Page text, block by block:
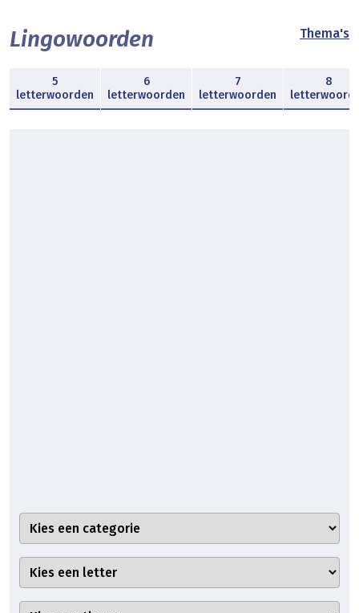
Lingowoorden Thema's
5
letterwoorden
6
letterwoorden
7
letterwoorden
8